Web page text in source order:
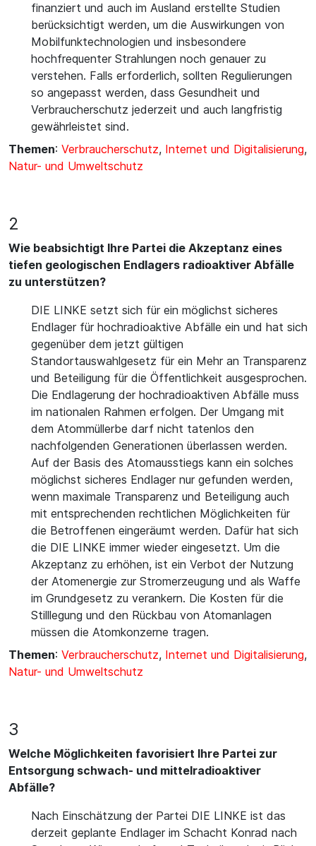
finanziert und auch im Ausland erstellte Studien
berücksichtigt werden, um die Auswirkungen von
Mobilfunktechnologien und insbesondere
hochfrequenter Strahlungen noch genauer zu
verstehen. Falls erforderlich, sollten Regulierungen
so angepasst werden, dass Gesundheit und
Verbraucherschutz jederzeit und auch langfristig
gewährleistet sind.
Themen: Verbraucherschutz, Internet und Digitalisierung,
Natur- und Umweltschutz
2
Wie beabsichtigt Ihre Partei die Akzeptanz eines
tiefen geologischen Endlagers radioaktiver Abfälle
zu unterstützen?
DIE LINKE setzt sich für ein möglichst sicheres
Endlager für hochradioaktive Abfälle ein und hat sich
gegenüber dem jetzt gültigen
Standortauswahlgesetz für ein Mehr an Transparenz
und Beteiligung für die Öffentlichkeit ausgesprochen.
Die Endlagerung der hochradioaktiven Abfälle muss
im nationalen Rahmen erfolgen. Der Umgang mit
dem Atommüllerbe darf nicht tatenlos den
nachfolgenden Generationen überlassen werden.
Auf der Basis des Atomausstiegs kann ein solches
möglichst sicheres Endlager nur gefunden werden,
wenn maximale Transparenz und Beteiligung auch
mit entsprechenden rechtlichen Möglichkeiten für
die Betroffenen eingeräumt werden. Dafür hat sich
die DIE LINKE immer wieder eingesetzt. Um die
Akzeptanz zu erhöhen, ist ein Verbot der Nutzung
der Atomenergie zur Stromerzeugung und als Waffe
im Grundgesetz zu verankern. Die Kosten für die
Stilllegung und den Rückbau von Atomanlagen
müssen die Atomkonzerne tragen.
Themen: Verbraucherschutz, Internet und Digitalisierung,
Natur- und Umweltschutz
3
Welche Möglichkeiten favorisiert Ihre Partei zur
Entsorgung schwach- und mittelradioaktiver
Abfälle?
Nach Einschätzung der Partei DIE LINKE ist das
derzeit geplante Endlager im Schacht Konrad nach